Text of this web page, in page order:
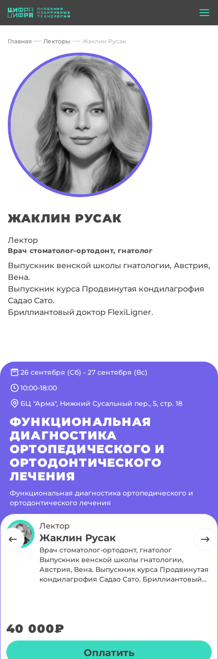
Главная Лекторы Жаклин Русак
ЖАКЛИН РУСАК
Лектор
Врач стоматолог-ортодонт, гнатолог
Выпускник венской школы гнатологии, Австрия,
Вена.
Выпускник курса Продвинутая кондилагрофия
Садао Сато.
Бриллиантовый доктор FlexiLigner.
Функциональная диагностика ортопедического и
ортодонтического лечения
26 сентября (Сб) - 27 сентября (Вс)
10:00-18:00
БЦ "Арма", Нижний Сусальный пер., 5, стр. 18
ФУНКЦИОНАЛЬНАЯ
ДИАГНОСТИКА
ОРТОПЕДИЧЕСКОГО И
ОРТОДОНТИЧЕСКОГО
ЛЕЧЕНИЯ
Лектор
Жаклин Русак
Врач стоматолог-ортодонт, гнатолог
Выпускник венской школы гнатологии,
Австрия, Вена. Выпускник курса Продвинутая
кондилагрофия Садао Сато. Бриллиантовый
40 000₽
Оплатить